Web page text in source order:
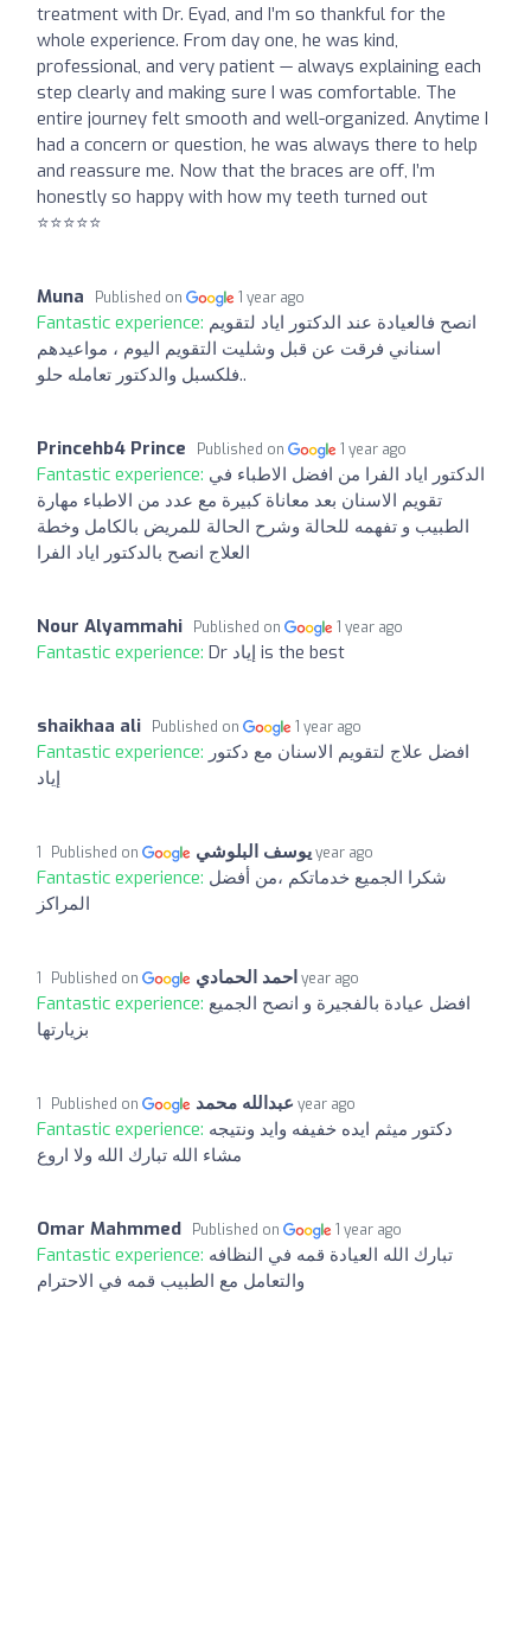
treatment with Dr. Eyad, and I’m so thankful for the
whole experience. From day one, he was kind,
professional, and very patient — always explaining each
step clearly and making sure I was comfortable. The
entire journey felt smooth and well-organized. Anytime I
had a concern or question, he was always there to help
and reassure me. Now that the braces are off, I’m
honestly so happy with how my teeth turned out
⭐️⭐️⭐️⭐️⭐️
Muna Published on 1 year ago
Fantastic experience: انصح فالعيادة عند الدكتور اياد لتقويم
اسناني فرقت عن قبل وشليت التقويم اليوم ، مواعيدهم
فلكسبل والدكتور تعامله حلو..
Princehb4 Prince Published on 1 year ago
Fantastic experience: الدكتور اياد الفرا من افضل الاطباء في
تقويم الاسنان بعد معاناة كبيرة مع عدد من الاطباء مهارة
الطبيب و تفهمه للحالة وشرح الحالة للمريض بالكامل وخطة
العلاج انصح بالدكتور اياد الفرا
Nour Alyammahi Published on 1 year ago
Fantastic experience: Dr إياد is the best
shaikhaa ali Published on 1 year ago
Fantastic experience: افضل علاج لتقويم الاسنان مع دكتور
إياد
يوسف البلوشي Published on 1 year ago
Fantastic experience: شكرا الجميع خدماتكم ،من أفضل
المراكز
احمد الحمادي Published on 1 year ago
Fantastic experience: افضل عيادة بالفجيرة و انصح الجميع
بزيارتها
عبدالله محمد Published on 1 year ago
Fantastic experience: دكتور ميثم ايده خفيفه وايد ونتيجه
مشاء الله تبارك الله ولا اروع
Omar Mahmmed Published on 1 year ago
Fantastic experience: تبارك الله العيادة قمه في النظافه
والتعامل مع الطبيب قمه في الاحترام